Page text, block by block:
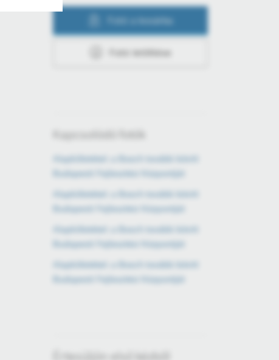
Fotó a kosárba
Fotó letöltése
Kapcsolódó fotók
Alapkőletétel: a Bosch tovább bővíti
Budapesti Fejlesztési Központját
Alapkőletétel: a Bosch tovább bővíti
Budapesti Fejlesztési Központját
Alapkőletétel: a Bosch tovább bővíti
Budapesti Fejlesztési Központját
Alapkőletétel: a Bosch tovább bővíti
Budapesti Fejlesztési Központját
Értesüljön első kézből